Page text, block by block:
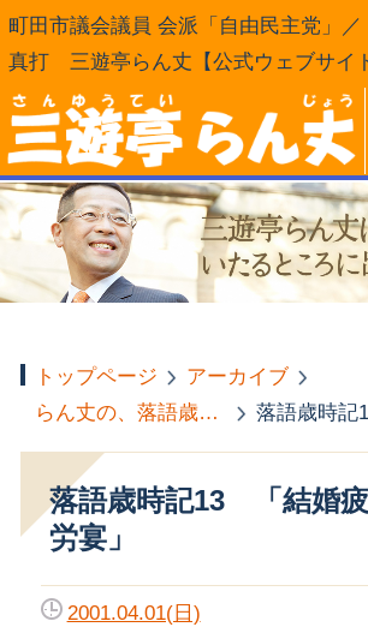
町田市議会議員 会派「自由民主党」
真打 三遊亭らん丈【公式ウェブサイ
トップページ
アーカイブ
らん丈の、落語歳時記
落語歳時記13 「結婚疲
労宴」
2001.04.01(日)